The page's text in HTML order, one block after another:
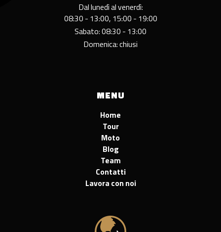
Dal lunedì al venerdì:
08:30 - 13:00, 15:00 - 19:00
Sabato: 08:30 - 13:00
Domenica: chiusi
MENU
Home
Tour
Moto
Blog
Team
Contatti
Lavora con noi